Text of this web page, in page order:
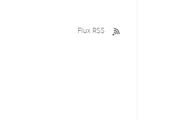
Flux RSS